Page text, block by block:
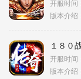
开服时间
版本介绍
１８０
开服时间
版本介绍